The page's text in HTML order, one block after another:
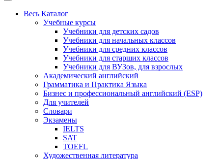
Весь Каталог
Учебные курсы
Учебники для детских садов
Учебники для начальных классов
Учебники для средних классов
Учебники для старших классов
Учебники для ВУЗов, для взрослых
Академический английский
Грамматика и Практика Языка
Бизнес и профессиональный английский (ESP)
Для учителей
Словари
Экзамены
IELTS
SAT
TOEFL
Художественная литература